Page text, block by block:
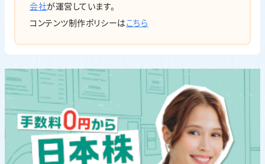
会社が運営しています。
コンテンツ制作ポリシーはこちら